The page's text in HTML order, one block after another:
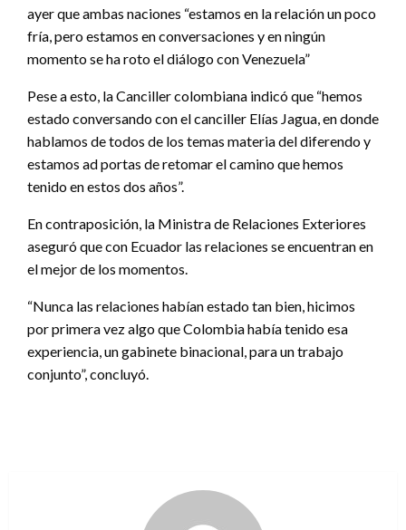
ayer que ambas naciones “estamos en la relación un poco
fría, pero estamos en conversaciones y en ningún
momento se ha roto el diálogo con Venezuela”
Pese a esto, la Canciller colombiana indicó que “hemos
estado conversando con el canciller Elías Jagua, en donde
hablamos de todos de los temas materia del diferendo y
estamos ad portas de retomar el camino que hemos
tenido en estos dos años”.
En contraposición, la Ministra de Relaciones Exteriores
aseguró que con Ecuador las relaciones se encuentran en
el mejor de los momentos.
“Nunca las relaciones habían estado tan bien, hicimos
por primera vez algo que Colombia había tenido esa
experiencia, un gabinete binacional, para un trabajo
conjunto”, concluyó.